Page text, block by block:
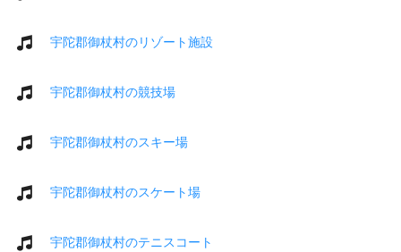
宇陀郡御杖村のリゾート施設
宇陀郡御杖村の競技場
宇陀郡御杖村のスキー場
宇陀郡御杖村のスケート場
宇陀郡御杖村のテニスコート